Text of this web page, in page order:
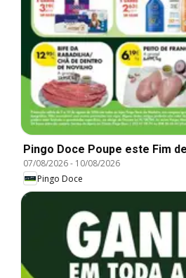
Pingo Doce Poupe este Fim
07/08/2026- 10/08/2026
Pingo Doce